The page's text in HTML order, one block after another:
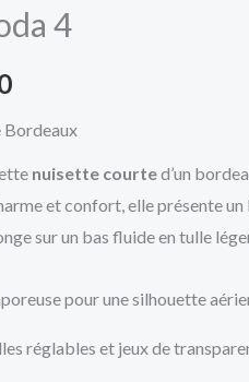
4
2.500 د.ج.
actuel
est :
Bordeaux
nuisette courted’un
et confort, elle présente un
sur un bas fluide en tulle
pour une silhouette
réglables et jeux de